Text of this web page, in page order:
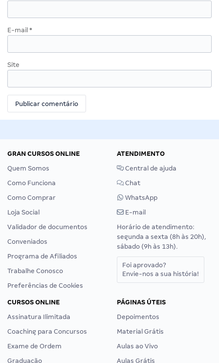
E-mail *
Site
GRAN CURSOS ONLINE
Quem Somos
Como Funciona
Como Comprar
Loja Social
Validador de documentos
Conveniados
Programa de Afiliados
Trabalhe Conosco
Preferências de Cookies
ATENDIMENTO
Central de ajuda
Chat
WhatsApp
E-mail
Horário de atendimento:
segunda a sexta (8h às 20h),
sábado (9h às 13h).
Foi aprovado?
Envie-nos a sua história!
CURSOS ONLINE
Assinatura Ilimitada
Coaching para Concursos
Exame de Ordem
Graduação
PÁGINAS ÚTEIS
Depoimentos
Material Grátis
Aulas ao Vivo
Aulas Grátis